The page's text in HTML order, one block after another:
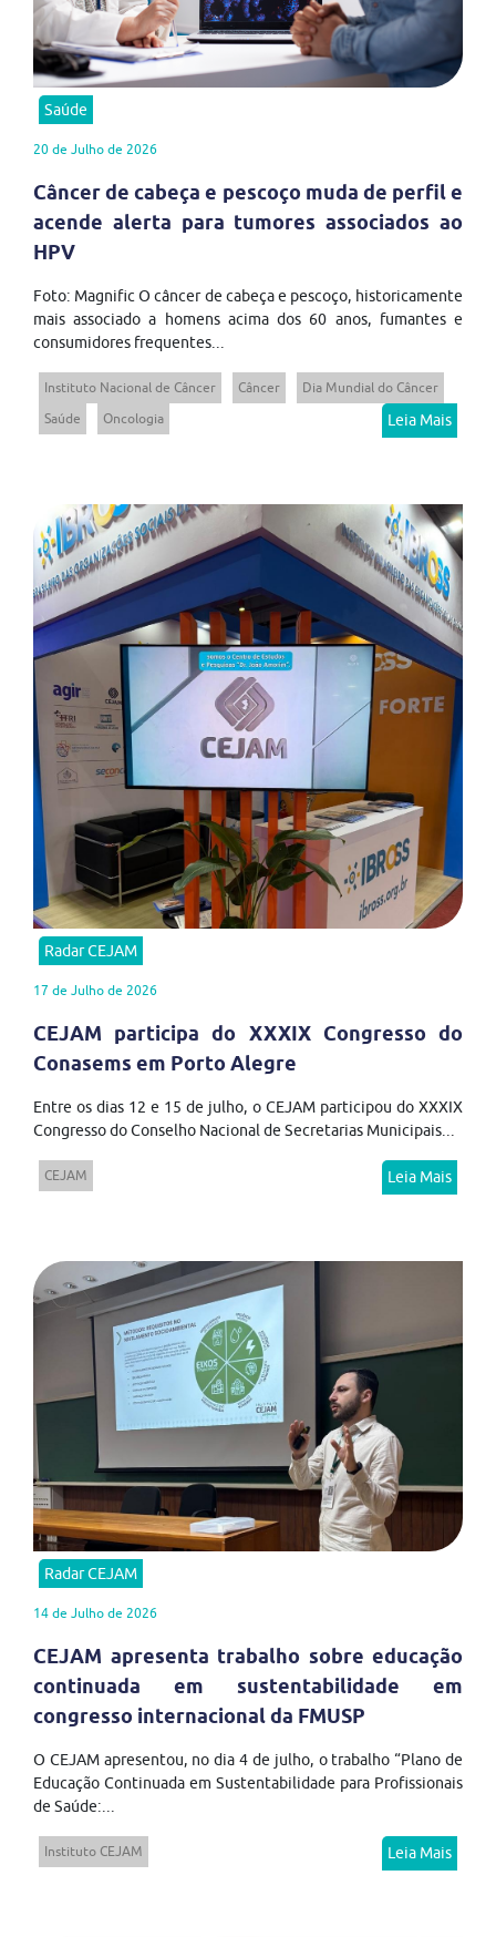
Saúde
20 de Julho de 2026
Câncer de cabeça e pescoço muda de perfil e
acende alerta para tumores associados ao
HPV
Foto: Magnific O câncer de cabeça e pescoço, historicamente
mais associado a homens acima dos 60 anos, fumantes e
consumidores frequentes...
Instituto Nacional de Câncer Câncer
Dia Mundial do Câncer
Saúde
Oncologia Leia Mais
Radar CEJAM
17 de Julho de 2026
CEJAM participa do XXXIX Congresso do
Conasems em Porto Alegre
Entre os dias 12 e 15 de julho, o CEJAM participou do XXXIX
Congresso do Conselho Nacional de Secretarias Municipais...
CEJAM Leia Mais
Radar CEJAM
14 de Julho de 2026
CEJAM apresenta trabalho sobre educação
continuada em sustentabilidade em
congresso internacional da FMUSP
O CEJAM apresentou, no dia 4 de julho, o trabalho “Plano de
Educação Continuada em Sustentabilidade para Profissionais
de Saúde:...
Instituto CEJAM Leia Mais